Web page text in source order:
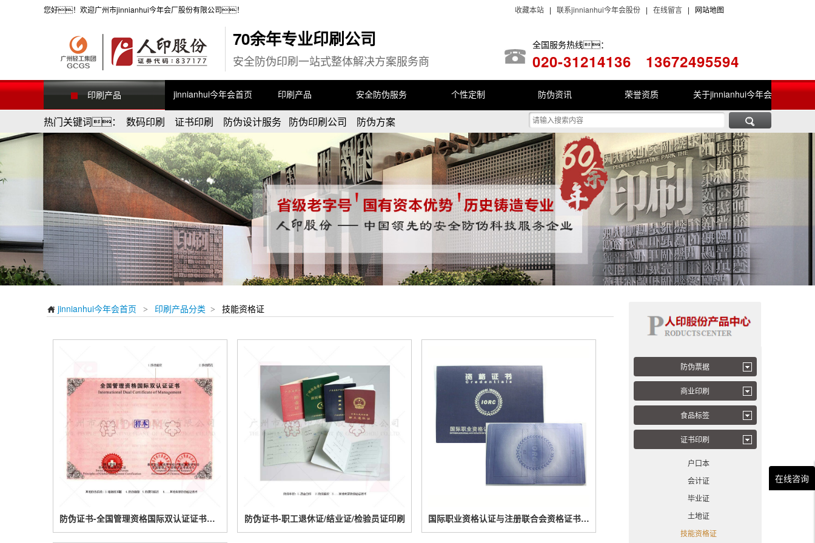
您好！欢迎广州市jinnianhui今年会厂股份有限公司！ 收藏本站 | 联系jinnianhui今年会股份 |在线留言 | 网站地图
70余年专业印刷公司
安全防伪印刷一站式整体解决方案服务商
全国服务热线：
020-31214136 13672495594
在线咨询
印刷产品 jinnianhui今年会首页 印刷产品 安全防伪服务 个性定制 防伪资讯 荣誉资质 关于jinnianhui今年会
热门关键词： 数码印刷 证书印刷 防伪设计服务 防伪印刷公司 防伪方案 
 jinnianhui今年会首页 > 印刷产品分类 > 技能资格证
防伪证书-全国管理资格国际双认证证书设计 防伪证书-职工退休证/结业证/检验员证印刷 国际职业资格认证与注册联合会资格证书印刷样品
防伪票据
商业印刷
食品标签
证书印刷
户口本
会计证
毕业证
土地证
技能资格证